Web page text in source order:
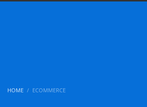
HOME ECOMMERCE